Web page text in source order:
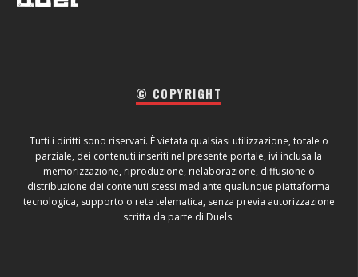
© COPYRIGHT
Tutti i diritti sono riservati. È vietata qualsiasi utilizzazione, totale o
parziale, dei contenuti inseriti nel presente portale, ivi inclusa la
memorizzazione, riproduzione, rielaborazione, diffusione o
distribuzione dei contenuti stessi mediante qualunque piattaforma
tecnologica, supporto o rete telematica, senza previa autorizzazione
scritta da parte di Duels.